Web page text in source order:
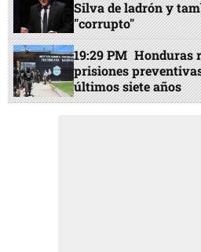
Silva de ladrón y
"corrupto"
19:29 PM Honduras
prisiones
últimos siete años